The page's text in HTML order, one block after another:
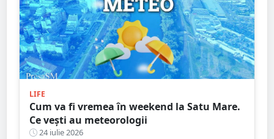
LIFE
Cum va fi vremea în weekend la Satu Mare.
Ce vești au meteorologii
24 iulie 2026